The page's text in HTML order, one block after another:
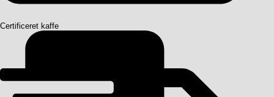
Certificeret kaffe